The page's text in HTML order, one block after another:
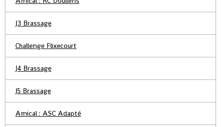
J3 Brassage
Challenge Flixecourt
J4 Brassage
J5 Brassage
Amical : ASC Adapté